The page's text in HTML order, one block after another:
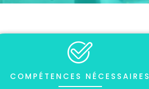
COMPÉTENCES NÉCESSAIRES